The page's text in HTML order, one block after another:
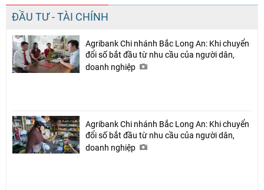
ĐẦU TƯ - TÀI CHÍNH
Agribank Chi nhánh Bắc Long An: Khi chuyển
đổi số bắt đầu từ nhu cầu của người dân,
doanh nghiệp
Agribank Chi nhánh Bắc Long An: Khi chuyển
đổi số bắt đầu từ nhu cầu của người dân,
doanh nghiệp